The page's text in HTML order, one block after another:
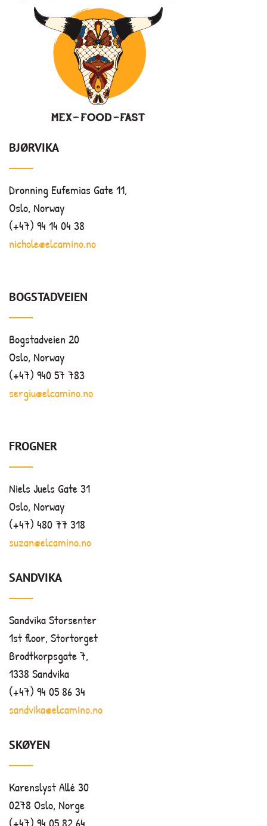
BJØRVIKA
Dronning Eufemias Gate 11,
Oslo, Norway
(+47) 94 14 04 38
nichole@elcamino.no
BOGSTADVEIEN
Bogstadveien 20
Oslo, Norway
(+47) 940 57 783
sergiu@elcamino.no
FROGNER
Niels Juels Gate 31
Oslo, Norway
(+47) 480 77 318
suzan@elcamino.no
SANDVIKA
Sandvika Storsenter
1st floor, Stortorget
Brodtkorpsgate 7,
1338 Sandvika
(+47) 94 05 86 34
sandvika@elcamino.no
SKØYEN
Karenslyst Allé 30
0278 Oslo, Norge
(+47) 94 05 82 64